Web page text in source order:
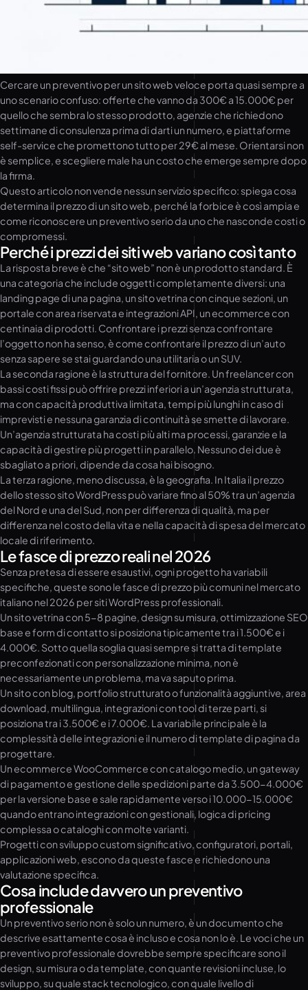
Cercare un preventivo per un sito web veloce porta quasi sempre a
uno scenario confuso: offerte che vanno da 300€ a 15.000€ per
quello che sembra lo stesso prodotto, agenzie che richiedono
settimane di consulenza prima di darti un numero, e piattaforme
self-service che promettono tutto per 29€ al mese. Orientarsi non
è semplice, e scegliere male ha un costo che emerge sempre dopo
la firma.
Questo articolo non vende nessun servizio specifico: spiega cosa
determina il prezzo di un sito web, perché la forbice è così ampia e
come riconoscere un preventivo serio da uno che nasconde costi o
compromessi.
Perché i prezzi dei siti web variano così tanto
La risposta breve è che “sito web” non è un prodotto standard. È
una categoria che include oggetti completamente diversi: una
landing page di una pagina, un sito vetrina con cinque sezioni, un
portale con area riservata e integrazioni API, un ecommerce con
centinaia di prodotti. Confrontare i prezzi senza confrontare
l’oggetto non ha senso, è come confrontare il prezzo di un’auto
senza sapere se stai guardando una utilitaria o un SUV.
La seconda ragione è la struttura del fornitore. Un freelancer con
bassi costi fissi può offrire prezzi inferiori a un’agenzia strutturata,
ma con capacità produttiva limitata, tempi più lunghi in caso di
imprevisti e nessuna garanzia di continuità se smette di lavorare.
Un’agenzia strutturata ha costi più alti ma processi, garanzie e la
capacità di gestire più progetti in parallelo. Nessuno dei due è
sbagliato a priori, dipende da cosa hai bisogno.
La terza ragione, meno discussa, è la geografia. In Italia il prezzo
dello stesso sito WordPress può variare fino al 50% tra un’agenzia
del Nord e una del Sud, non per differenza di qualità, ma per
differenza nel costo della vita e nella capacità di spesa del mercato
locale di riferimento.
Le fasce di prezzo reali nel 2026
Senza pretesa di essere esaustivi, ogni progetto ha variabili
specifiche, queste sono le fasce di prezzo più comuni nel mercato
italiano nel 2026 per siti WordPress professionali.
Un sito vetrina con 5-8 pagine, design su misura, ottimizzazione SEO
base e form di contatto si posiziona tipicamente tra i 1.500€ e i
4.000€. Sotto quella soglia quasi sempre si tratta di template
preconfezionati con personalizzazione minima, non è
necessariamente un problema, ma va saputo prima.
Un sito con blog, portfolio strutturato o funzionalità aggiuntive, area
download, multilingua, integrazioni con tool di terze parti, si
posiziona tra i 3.500€ e i 7.000€. La variabile principale è la
complessità delle integrazioni e il numero di template di pagina da
progettare.
Un ecommerce WooCommerce con catalogo medio, un gateway
di pagamento e gestione delle spedizioni parte da 3.500-4.000€
per la versione base e sale rapidamente verso i 10.000-15.000€
quando entrano integrazioni con gestionali, logica di pricing
complessa o cataloghi con molte varianti.
Progetti con sviluppo custom significativo, configuratori, portali,
applicazioni web, escono da queste fasce e richiedono una
valutazione specifica.
Cosa include davvero un preventivo
professionale
Un preventivo serio non è solo un numero, è un documento che
descrive esattamente cosa è incluso e cosa non lo è. Le voci che un
preventivo professionale dovrebbe sempre specificare sono il
design, su misura o da template, con quante revisioni incluse, lo
sviluppo, su quale stack tecnologico, con quale livello di